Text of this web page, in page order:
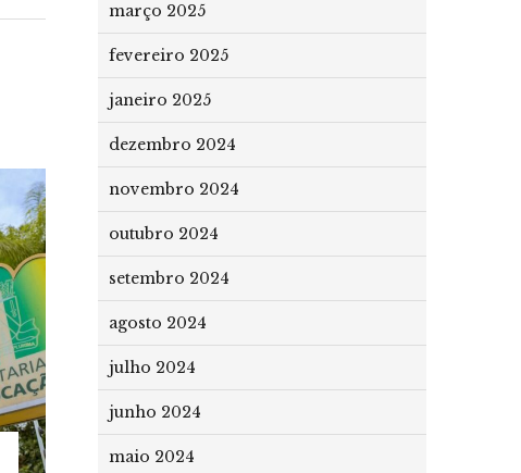
março 2025
fevereiro 2025
janeiro 2025
dezembro 2024
novembro 2024
outubro 2024
setembro 2024
agosto 2024
julho 2024
junho 2024
maio 2024